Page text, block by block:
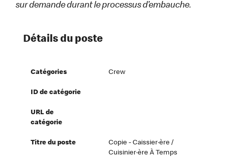
sur demande durant le processus d’embauche.
Détails du poste
Catégories Crew
ID de catégorie
URL de
catégorie
Titre du poste
Copie - Caissier·ère /
Cuisinier·ère À Temps